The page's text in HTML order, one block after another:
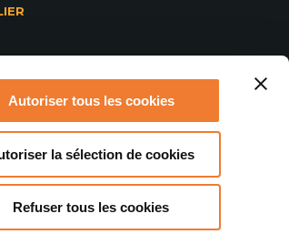
Autoriser tous les cookies
la sélection de cookies
Refuser tous les cookies